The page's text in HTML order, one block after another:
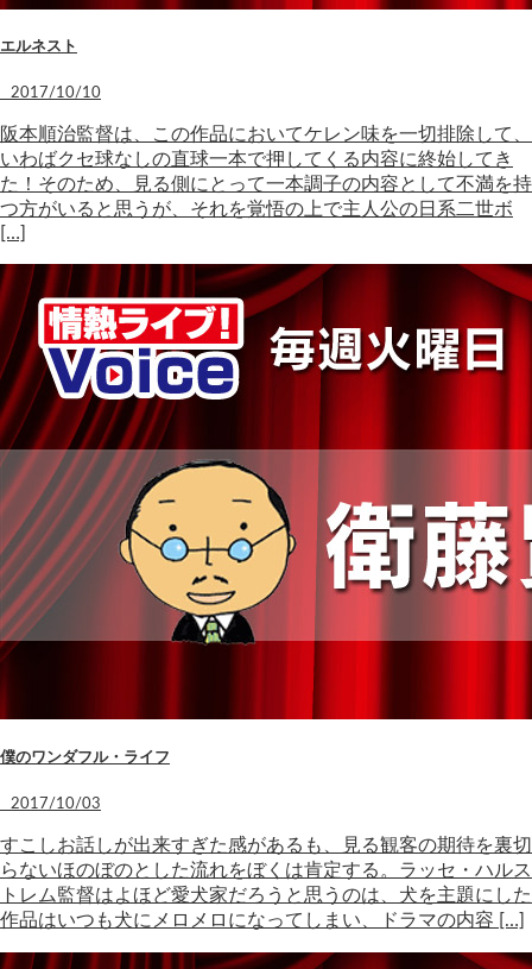
エルネスト
2017/10/10
阪本順治監督は、この作品においてケレン味を一切排除して、
いわばクセ球なしの直球一本で押してくる内容に終始してき
た！そのため、見る側にとって一本調子の内容として不満を持
つ方がいると思うが、それを覚悟の上で主人公の日系二世ボ
[…]
僕のワンダフル・ライフ
2017/10/03
すこしお話しが出来すぎた感があるも、見る観客の期待を裏切
らないほのぼのとした流れをぼくは肯定する。ラッセ・ハルス
トレム監督はよほど愛犬家だろうと思うのは、犬を主題にした
作品はいつも犬にメロメロになってしまい、ドラマの内容 […]